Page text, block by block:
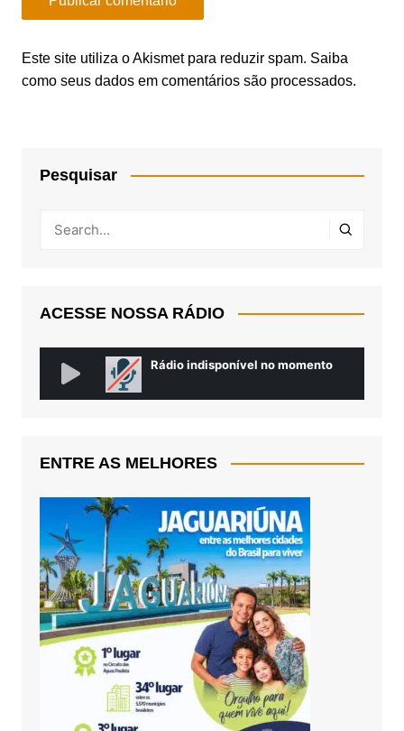
Este site utiliza o Akismet para reduzir spam. Saiba
como seus dados em comentários são processados.
Pesquisar
ACESSE NOSSA RÁDIO
ENTRE AS MELHORES